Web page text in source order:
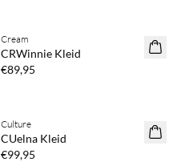
NEUHEITEN
Cream
CRWinnie Kleid
€89,95
NEUHEITEN
Culture
CUelna Kleid
€99,95